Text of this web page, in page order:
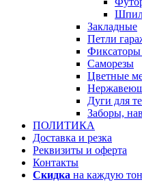
Закладные
Петли
Саморезы
Цветные
Дуги для
Заборы,
ПОЛИТИКА
Доставка и резка
Реквизиты и оферта
Контакты
Скидка на каждую